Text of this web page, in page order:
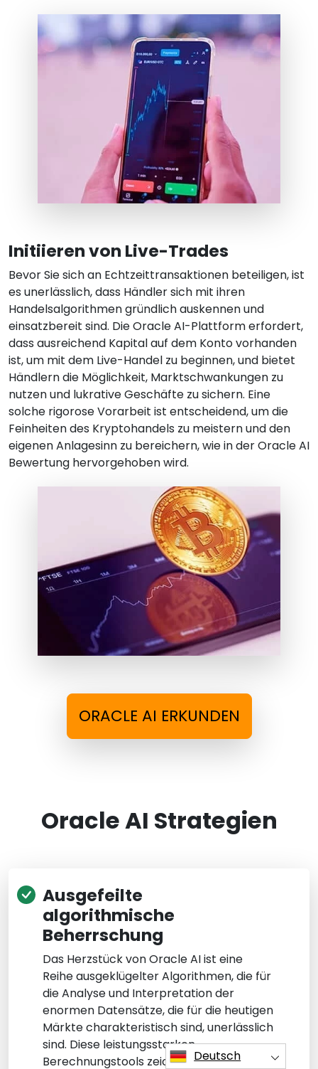
Initiieren von Live-Trades
Bevor Sie sich an Echtzeittransaktionen beteiligen, ist
es unerlässlich, dass Händler sich mit ihren
Handelsalgorithmen gründlich auskennen und
einsatzbereit sind. Die Oracle AI-Plattform erfordert,
dass ausreichend Kapital auf dem Konto vorhanden
ist, um mit dem Live-Handel zu beginnen, und bietet
Händlern die Möglichkeit, Marktschwankungen zu
nutzen und lukrative Geschäfte zu sichern. Eine
solche rigorose Vorarbeit ist entscheidend, um die
Feinheiten des Kryptohandels zu meistern und den
eigenen Anlagesinn zu bereichern, wie in der Oracle AI
Bewertung hervorgehoben wird.
ORACLE AI ERKUNDEN
Oracle AI Strategien
Ausgefeilte
algorithmische
Beherrschung
Das Herzstück von Oracle AI ist eine
Reihe ausgeklügelter Algorithmen, die für
die Analyse und Interpretation der
enormen Datensätze, die für die heutigen
Märkte charakteristisch sind, unerlässlich
sind. Diese leistungsstarken
Berechnungstools zeichnen sich dort aus,
Deutsch